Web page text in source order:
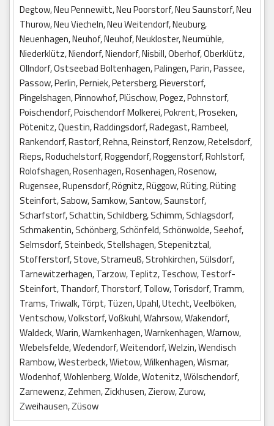
Degtow, Neu Pennewitt, Neu Poorstorf, Neu Saunstorf, Neu
Thurow, Neu Viecheln, Neu Weitendorf, Neuburg,
Neuenhagen, Neuhof, Neuhof, Neukloster, Neumühle,
Niederklütz, Niendorf, Niendorf, Nisbill, Oberhof, Oberklütz,
Ollndorf, Ostseebad Boltenhagen, Palingen, Parin, Passee,
Passow, Perlin, Perniek, Petersberg, Pieverstorf,
Pingelshagen, Pinnowhof, Plüschow, Pogez, Pohnstorf,
Poischendorf, Poischendorf Molkerei, Pokrent, Proseken,
Pötenitz, Questin, Raddingsdorf, Radegast, Rambeel,
Rankendorf, Rastorf, Rehna, Reinstorf, Renzow, Retelsdorf,
Rieps, Roduchelstorf, Roggendorf, Roggenstorf, Rohlstorf,
Rolofshagen, Rosenhagen, Rosenhagen, Rosenow,
Rugensee, Rupensdorf, Rögnitz, Rüggow, Rüting, Rüting
Steinfort, Sabow, Samkow, Santow, Saunstorf,
Scharfstorf, Schattin, Schildberg, Schimm, Schlagsdorf,
Schmakentin, Schönberg, Schönfeld, Schönwolde, Seehof,
Selmsdorf, Steinbeck, Stellshagen, Stepenitztal,
Stofferstorf, Stove, Strameuß, Strohkirchen, Sülsdorf,
Tarnewitzerhagen, Tarzow, Teplitz, Teschow, Testorf-
Steinfort, Thandorf, Thorstorf, Tollow, Torisdorf, Tramm,
Trams, Triwalk, Törpt, Tüzen, Upahl, Utecht, Veelböken,
Ventschow, Volkstorf, Voßkuhl, Wahrsow, Wakendorf,
Waldeck, Warin, Warnkenhagen, Warnkenhagen, Warnow,
Webelsfelde, Wedendorf, Weitendorf, Welzin, Wendisch
Rambow, Westerbeck, Wietow, Wilkenhagen, Wismar,
Wodenhof, Wohlenberg, Wolde, Wotenitz, Wölschendorf,
Zarnewenz, Zehmen, Zickhusen, Zierow, Zurow,
Zweihausen, Züsow